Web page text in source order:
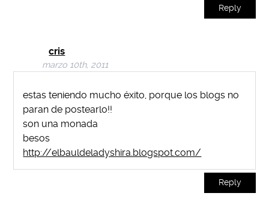
Reply
cris
marzo 10th, 2011
estas teniendo mucho éxito, porque los blogs no
paran de postearlo!!
son una monada
besos
http://elbauldeladyshira.blogspot.com/
Reply